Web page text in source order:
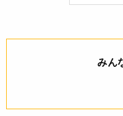
砂糖(国内製造)
直射日光・高温多湿を避け
みん